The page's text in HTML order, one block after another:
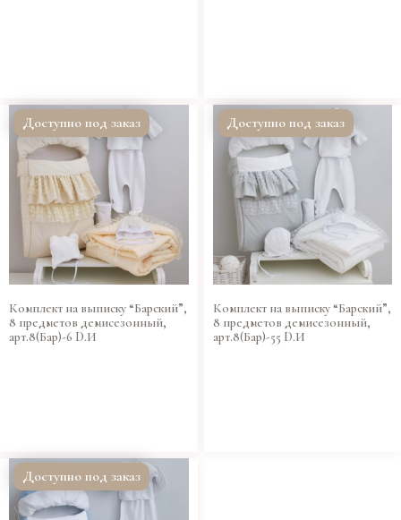
Доступно под заказ
Комплект на выписку “Барский”,
8 предметов демисезонный,
арт.8(Бар)-6 D.И
Доступно под заказ
Комплект на выписку “Барский”,
8 предметов демисезонный,
арт.8(Бар)-55 D.И
Доступно под заказ